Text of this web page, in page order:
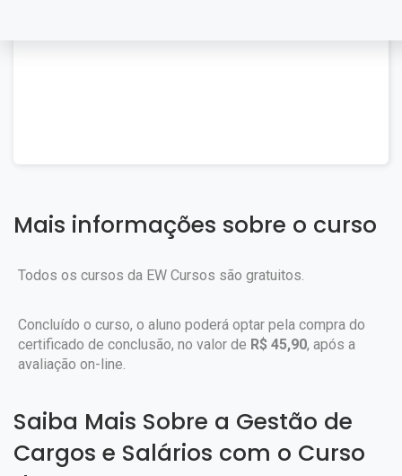
Mais informações sobre o curso
Todos os cursos da EW Cursos são gratuitos.
Concluído o curso, o aluno poderá optar pela compra do
certificado de conclusão, no valor de R$ 45,90, após a
avaliação on-line.
Saiba Mais Sobre a Gestão de
Cargos e Salários com o Curso